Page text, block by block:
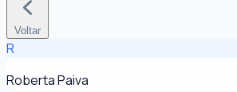
Voltar
R
Roberta Paiva